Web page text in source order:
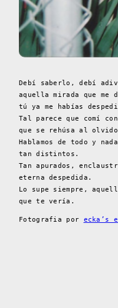
Debí saberlo, debí
aquella mirada que me
tú ya me habías
Tal parece que comí
que se rehúsa al
Hablamos de todo y
tan distintos.
Tan apurados,
eterna despedida.
Lo supe siempre,
que te vería.
Fotografia por ecka’s